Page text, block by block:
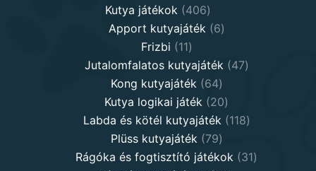
products
Kutya játékok 406406
products
Apport kutyajáték 66
Frizbi 1111
products
Jutalomfalatos kutyajáték 4747
Kong kutyajáték 6464
products
Kutya logikai játék 2020
products
Labda és kötél kutyajáték 118118
Plüss kutyajáték 7979
products
Rágóka és fogtisztító játékok 3131